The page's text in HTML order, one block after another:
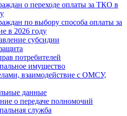
о переходе оплаты за ТКО в
по выбору способа оплаты за
в 2026 году
субсидии
потребителей
имущество
взаимодействие с ОМСУ,
данные
о передаче полномочий
служба